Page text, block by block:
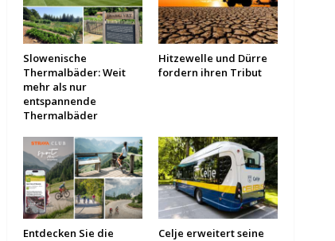
Slowenische
Thermalbäder: Weit
mehr als nur
entspannende
Thermalbäder
Hitzewelle und Dürre
fordern ihren Tribut
Entdecken Sie die
Celje erweitert seine